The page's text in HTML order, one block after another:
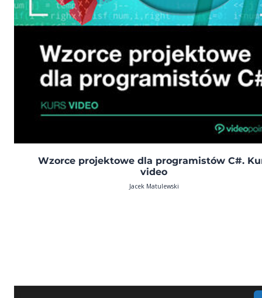
Wzorce projektowe dla programistów C#.
video
Jacek Matulewski